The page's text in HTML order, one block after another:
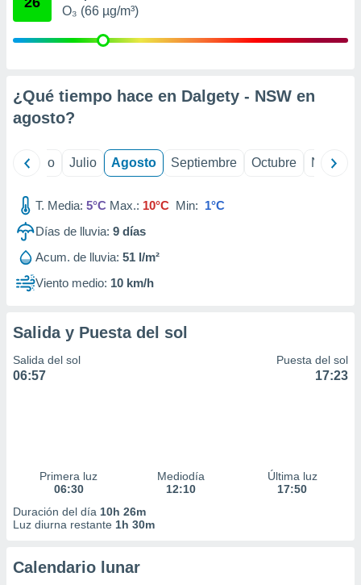
publicidad
1199
O₃ (66 µg/m³)
¿Qué tiempo hace en Dalgety - NSW en
agosto?
Junio Julio Agosto Septiembre Octubre
T. Media: 5°C Max.: 10°C Min: 1°C
Días de lluvia: 9 días
Acum. de lluvia: 51 l/m²
Viento medio: 10 km/h
Salida y Puesta del sol
Salida del sol
06:57
Puesta del sol
17:23
Primera luz
06:30
Mediodía
12:10
Última luz
17:50
Duración del día 10h 26m
Luz diurna restante 1h 30m
Calendario lunar